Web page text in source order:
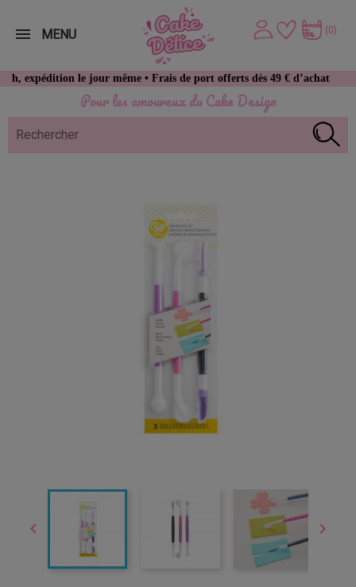
Pour les amoureux du Cake Design
le jour même • Frais de port offerts dès 49 € d’achat
(0)
MENU
 